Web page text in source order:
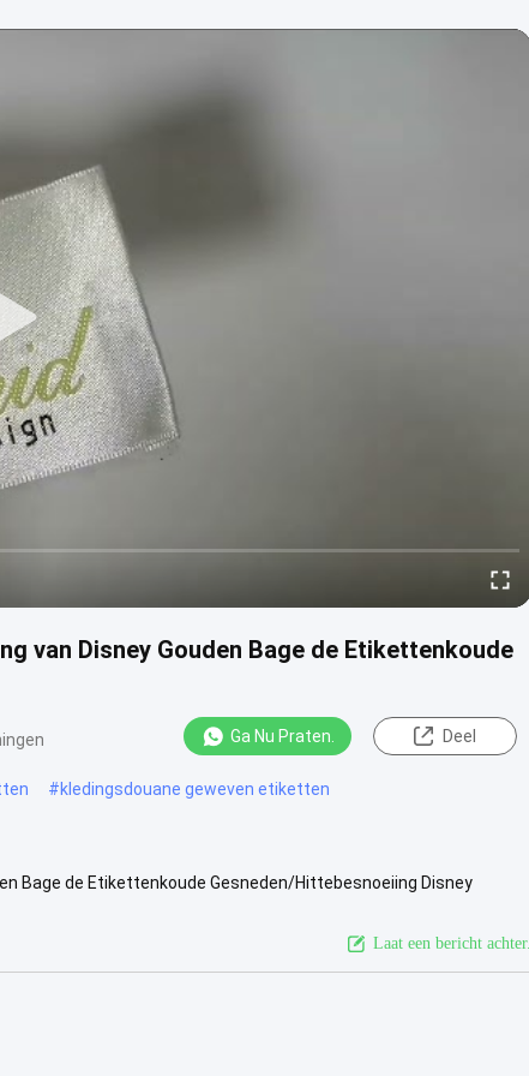
van Disney Gouden Bage de Etikettenkoude
Ga Nu Praten. Deel
#kledingsdouane geweven etiketten
Bage de Etikettenkoude Gesneden/Hittebesnoeiing Disney
Laat een bericht achter.